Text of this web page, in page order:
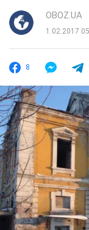
OBOZ.UA
1.02.2017
8